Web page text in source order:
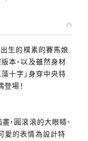
出生的樸素的賽馬娘
本，以及雖然身材
十字」身穿中央特
場！
，圓滾滾的大眼睛、
愛的表情為設計特